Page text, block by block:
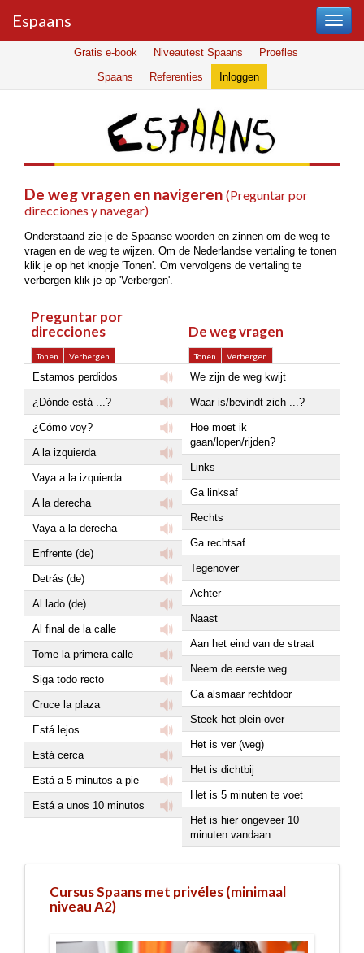
Espaans
Gratis e-book Niveautest Spaans
Proefles
Spaans
Referenties Inloggen
De weg vragen en navigeren (Preguntar por
direcciones y navegar)
Onderstaand zie je de Spaanse woorden en zinnen om de weg te
vragen en de weg te wijzen. Om de Nederlandse vertaling te tonen
klik je op het knopje 'Tonen'. Om vervolgens de vertaling te
verbergen klik je op 'Verbergen'.
Preguntar por
direcciones
De weg vragen
Estamos perdidos
¿Dónde está ...?
¿Cómo voy?
A la izquierda
Vaya a la izquierda
A la derecha
Vaya a la derecha
Enfrente (de)
Detrás (de)
Al lado (de)
Al final de la calle
Tome la primera calle
Siga todo recto
Cruce la plaza
Está lejos
Está cerca
Está a 5 minutos a pie
Está a unos 10 minutos
We zijn de weg kwijt
Waar is/bevindt zich ...?
Hoe moet ik
gaan/lopen/rijden?
Links
Ga linksaf
Rechts
Ga rechtsaf
Tegenover
Achter
Naast
Aan het eind van de straat
Neem de eerste weg
Ga alsmaar rechtdoor
Steek het plein over
Het is ver (weg)
Het is dichtbij
Het is 5 minuten te voet
Het is hier ongeveer 10
minuten vandaan
Cursus Spaans met privéles (minimaal
niveau A2)